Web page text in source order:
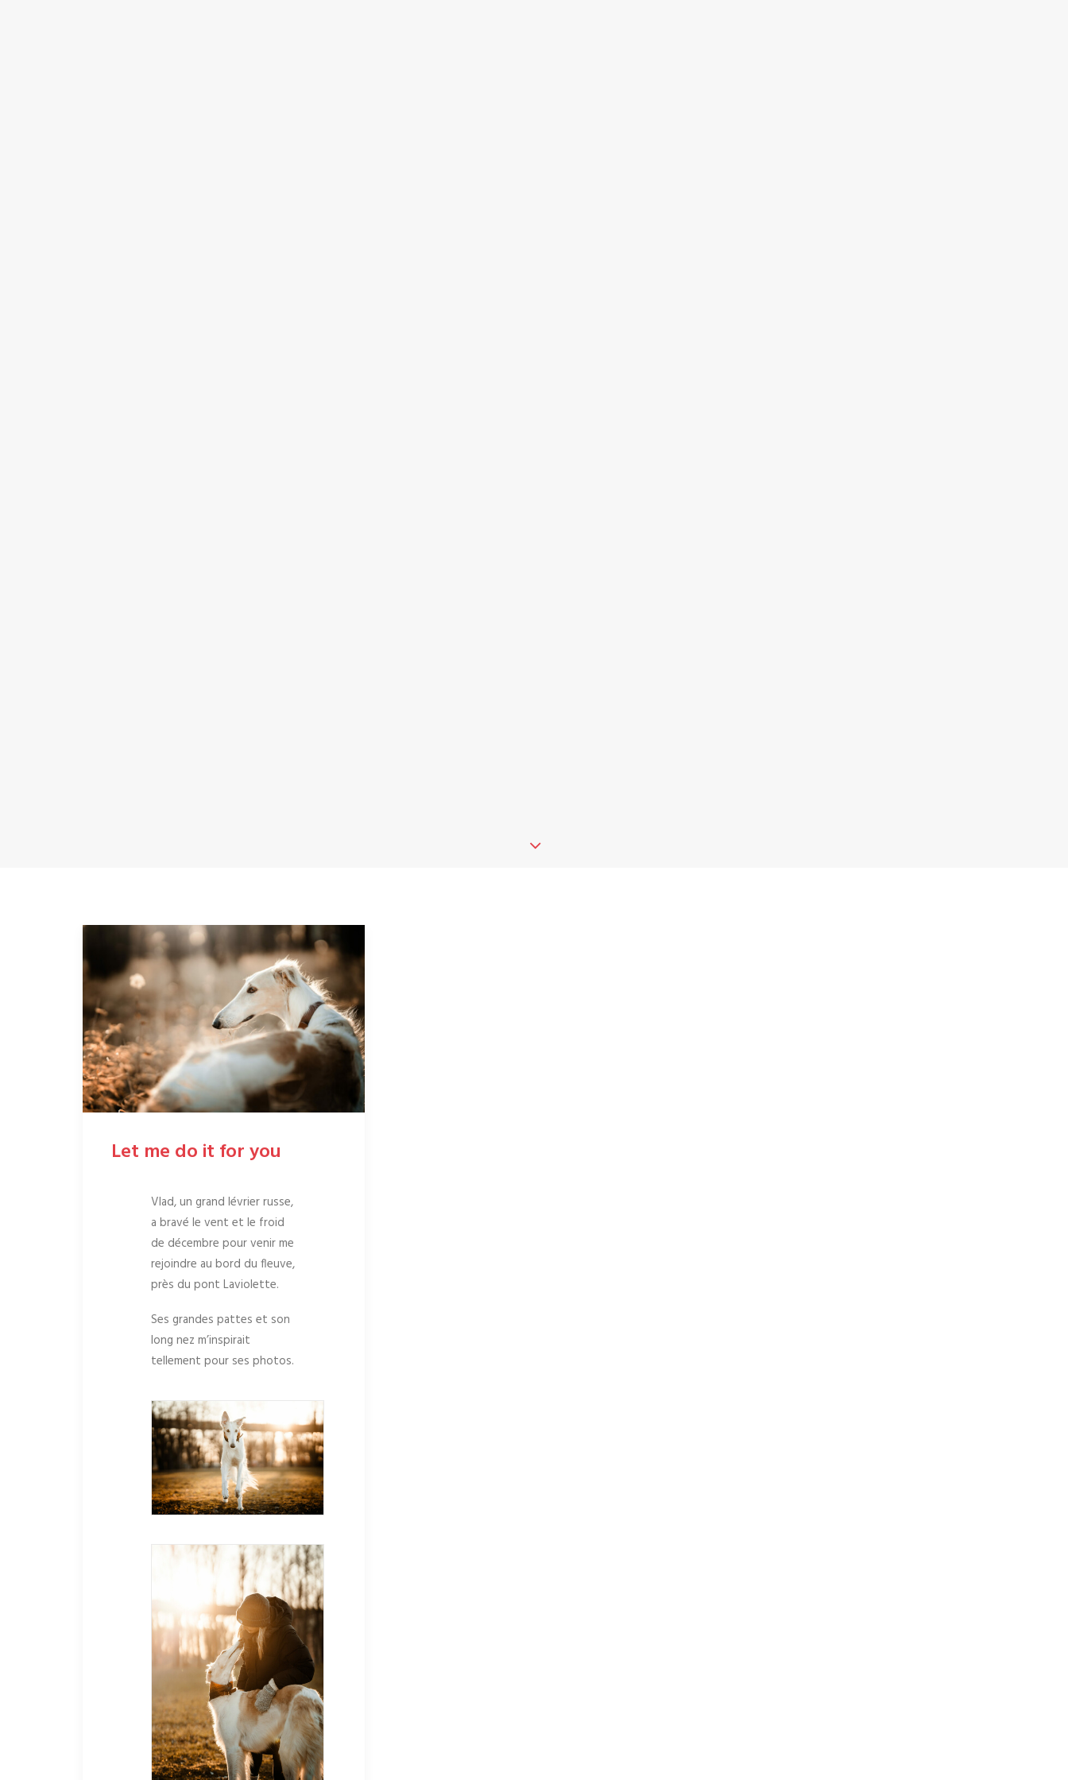
Let me do it for you
Vlad, un grand lévrier russe,
a bravé le vent et le froid
de décembre pour venir me
rejoindre au bord du fleuve,
près du pont Laviolette.
Ses grandes pattes et son
long nez m’inspirait
tellement pour ses photos.